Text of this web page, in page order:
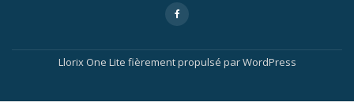
secondaire
fa-
facebook-
Llorix One Lite fièrement propulsé parWordPress